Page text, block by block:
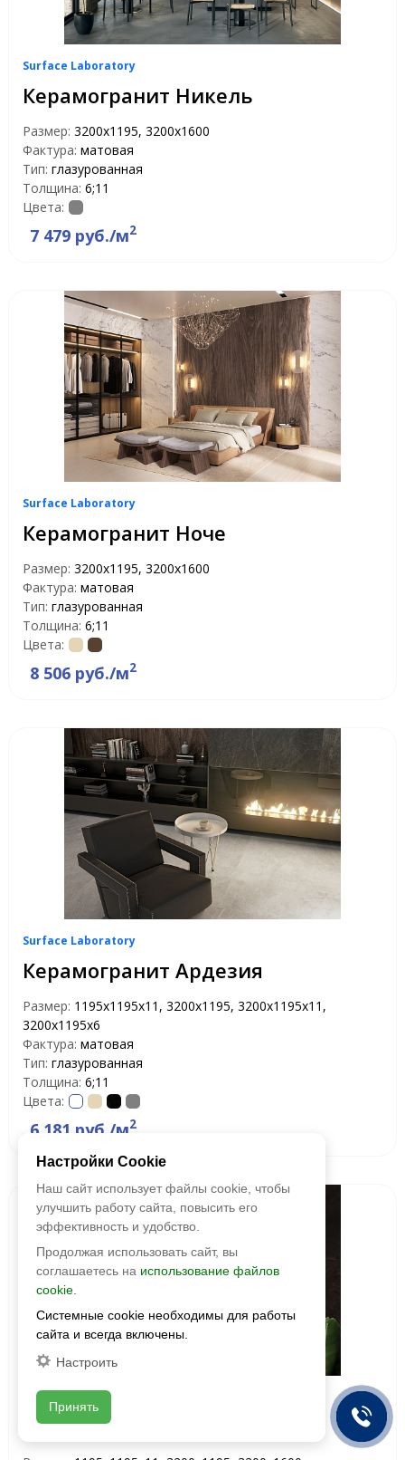
Surface Laboratory
Керамогранит Никель
Размер: 3200x1195, 3200x1600
Фактура: матовая
Тип: глазурованная
Толщина: 6;11
Цвета:
7 479 руб./м2
Surface Laboratory
Керамогранит Ноче
Размер: 3200x1195, 3200x1600
Фактура: матовая
Тип: глазурованная
Толщина: 6;11
Цвета:
8 506 руб./м2
Surface Laboratory
Керамогранит Ардезия
Размер: 1195х1195х11, 3200x1195, 3200х1195х11,
3200х1195х6
Фактура: матовая
Тип: глазурованная
Толщина: 6;11
Цвета:
6 181 руб./м2
Surface Laboratory
Керамогранит Кортен
Настройки Cookie
Наш сайт использует файлы cookie, чтобы
улучшить работу сайта, повысить его
эффективность и удобство.
Продолжая использовать сайт, вы
соглашаетесь на использование файлов
cookie.
Системные cookie необходимы для работы
сайта и всегда включены.
Настроить
Принять